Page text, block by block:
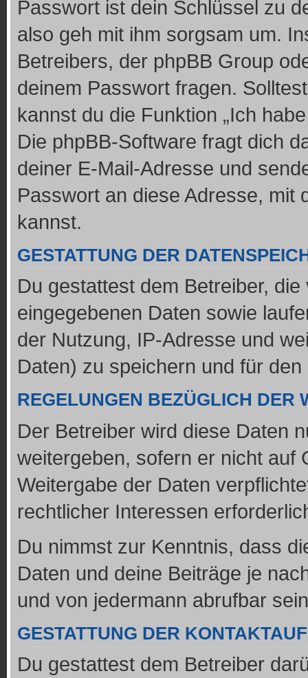
Passwort ist dein Schlüssel zu
also geh mit ihm sorgsam um.
Betreibers, der phpBB Group
deinem Passwort fragen.
kannst du die Funktion „Ich
Die phpBB-Software fragt dich
deiner E-Mail-Adresse und
Passwort an diese Adresse, mit
kannst.
GESTATTUNG DER
Du gestattest dem Betreiber,
eingegebenen Daten sowie
der Nutzung, IP-Adresse und
Daten) zu speichern und für
REGELUNGEN BEZÜGLICH DER
Der Betreiber wird diese Daten
weitergeben, sofern er nicht auf
Weitergabe der Daten
rechtlicher Interessen
Du nimmst zur Kenntnis, dass
Daten und deine Beiträge je
und von jedermann abrufbar
GESTATTUNG DER
Du gestattest dem Betreiber